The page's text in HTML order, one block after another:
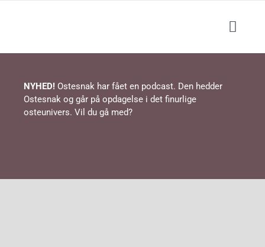
Podcast
NYHED! Ostesnak har fået en podcast. Den hedder
Ostesnak og går på opdagelse i det finurlige
osteunivers. Vil du gå med?